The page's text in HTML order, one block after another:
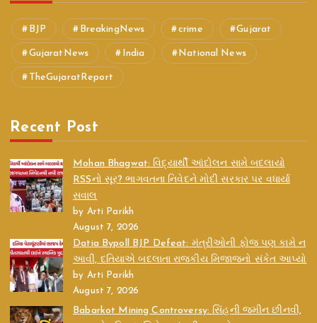
BJP BreakingNews crime Gujarat
GujaratNews India National News
TheGujaratReport
Recent Post
Mohan Bhagwat: વિદ્યાર્થી આંદોલન સામે બદલાયો
RSSનો સૂર? ભાગવતના નિવેદને મોદી સરકાર પર વધાર્યા
સવાલ
by Arti Parikh
August 7, 2026
Datia Bypoll BJP Defeat: મંત્રીઓની ફોજ પણ કામે ન
આવી, દતિયાએ બદલાતા રાજકીય મિજાજનો સંકેત આપ્યો
by Arti Parikh
August 7, 2026
Babarkot Mining Controversy: સિંહની જમીન છીનવી,